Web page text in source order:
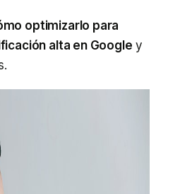
optimizarlo para
alta en Google y